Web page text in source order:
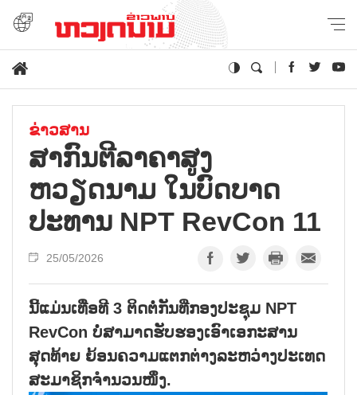
ຂ່າວສານ
ສາກົນຕີລາຄາສູງ
ຫວຽດນາມ ໃນບົດບາດ
ປະທານ NPT RevCon 11
25/05/2026
ນີ້ແມ່ນເທື່ອທີ 3 ຕິດຕໍ່ກັນທີ່ກອງປະຊຸມ NPT
RevCon ບໍ່ສາມາດຮັບຮອງເອົາເອກະສານ
ສຸດທ້າຍ ຍ້ອນຄວາມແຕກຕ່າງລະຫວ່າງປະເທດ
ສະມາຊິກຈຳນວນໜຶ່ງ.